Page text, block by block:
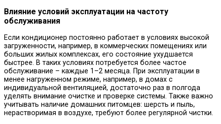
Влияние условий эксплуатации на частоту
обслуживания
Если кондиционер постоянно работает в условиях высокой
загруженности, например, в коммерческих помещениях или
больших жилых комплексах, его состояние ухудшается
быстрее. В таких условиях потребуется более частое
обслуживание – каждые 1–2 месяца. При эксплуатации в
менее нагруженном режиме, например, в домах с
индивидуальной вентиляцией, достаточно раз в полгода
уделять внимание очистке и проверке системы. Также важно
учитывать наличие домашних питомцев: шерсть и пыль,
нерастворимая в воздухе, требуют более регулярной чистки.